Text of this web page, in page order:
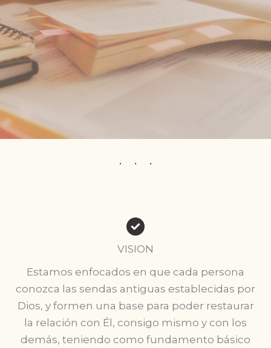
VISION
Estamos enfocados en que cada persona
conozca las sendas antiguas establecidas por
Dios, y formen una base para poder restaurar
la relación con Él, consigo mismo y con los
demás, teniendo como fundamento básico